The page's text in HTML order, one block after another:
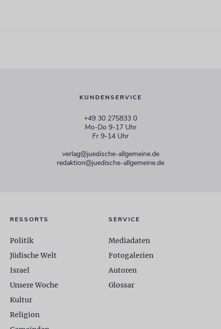
KUNDENSERVICE
+49 30 275833 0
Mo-Do 9-17 Uhr
Fr 9-14 Uhr
verlag@juedische-allgemeine.de
redaktion@juedische-allgemeine.de
RESSORTS
Politik
Jüdische Welt
Israel
Unsere Woche
Kultur
Religion
SERVICE
Mediadaten
Fotogalerien
Autoren
Glossar